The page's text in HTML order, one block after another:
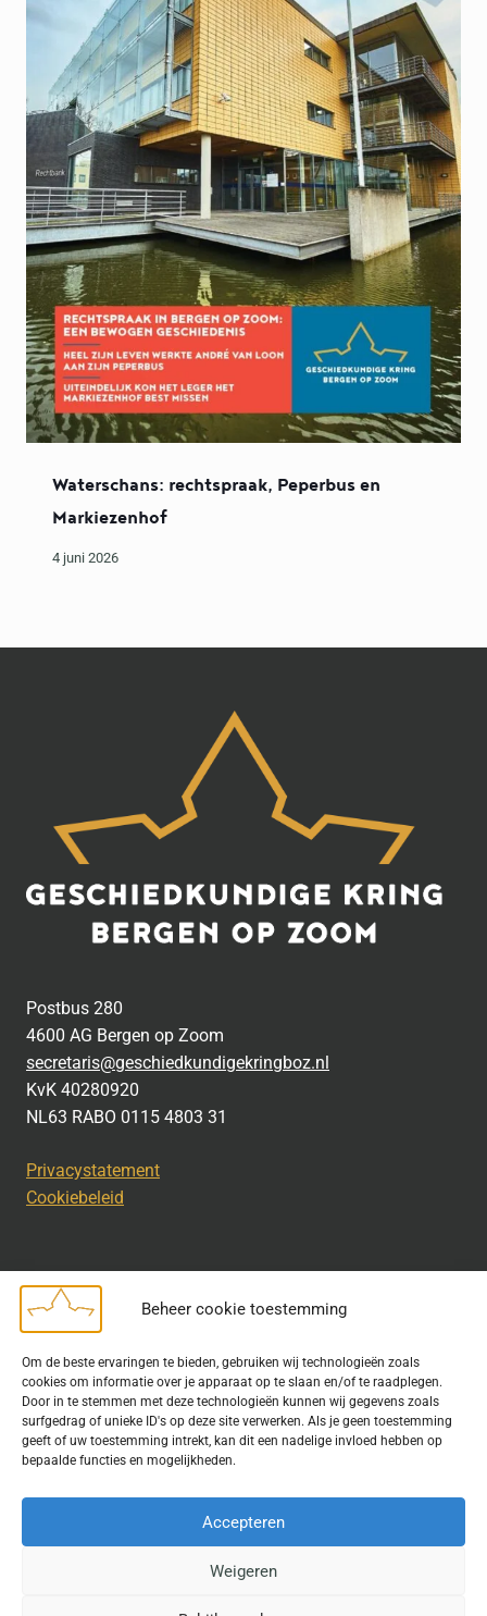
Beheer cookie toestemming
Om de beste ervaringen te bieden, gebruiken wij technologieën zoals
cookies om informatie over je apparaat op te slaan en/of te raadplegen.
Door in te stemmen met deze technologieën kunnen wij gegevens zoals
surfgedrag of unieke ID's op deze site verwerken. Als je geen toestemming
geeft of uw toestemming intrekt, kan dit een nadelige invloed hebben op
bepaalde functies en mogelijkheden.
Accepteren
Weigeren
Waterschans: rechtspraak, Peperbus en
Markiezenhof
4 juni 2026
Postbus 280
4600 AG Bergen op Zoom
secretaris@geschiedkundigekringboz.nl
KvK 40280920
NL63 RABO 0115 4803 31
Privacystatement
Cookiebeleid
Bij het uitdragen van de doelstelling van de Geschiedkundige
Kring wordt gebruik gemaakt van rechtenvrije informatie en data
waarvoor toestemming is verleend. Indien u op deze site een
publicatie van tekst of beeld aantreft die hier niet aan voldoet,